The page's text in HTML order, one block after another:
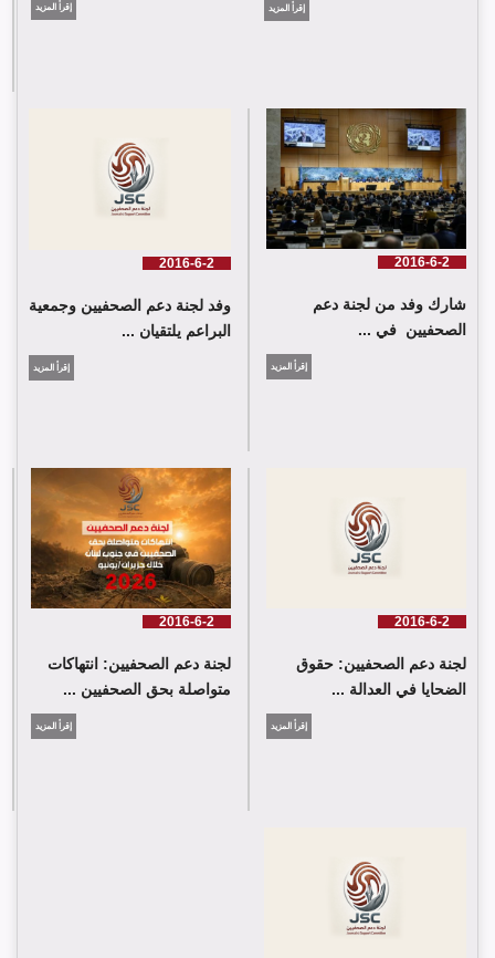
لجنة دعم الصحفيين تلتقي اللجنة الدولية للصليب الأحمر في جنيف
اللجنة كلمة باسم جمعية البراعم للعمل الاجتماعي
إقرأ المزيد إقرأ المزيد
2016-6-2
شارك وفد من لجنة دعم
الصحفيين في ...
إقرأ المزيد
2016-6-2
وفد لجنة دعم الصحفيين وجمعية
البراعم يلتقيان ...
إقرأ المزيد
2016-6-2
لجنة دعم الصحفيين: حقوق
الضحايا في العدالة ...
إقرأ المزيد
2016-6-2
لجنة دعم الصحفيين: انتهاكات
متواصلة بحق الصحفيين ...
إقرأ المزيد